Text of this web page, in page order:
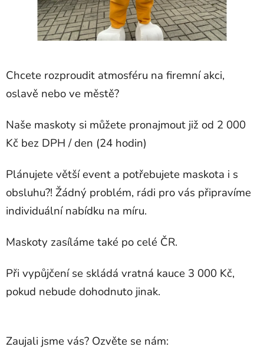
Chcete rozproudit atmosféru na firemní akci,
oslavě nebo ve městě?
Naše maskoty si můžete pronajmout již od 2 000
Kč bez DPH / den (24 hodin)
Plánujete větší event a potřebujete maskota i s
obsluhu?! Žádný problém, rádi pro vás připravíme
individuální nabídku na míru.
Maskoty zasíláme také po celé ČR.
Při vypůjčení se skládá vratná kauce 3 000 Kč,
pokud nebude dohodnuto jinak.
Zaujali jsme vás? Ozvěte se nám: